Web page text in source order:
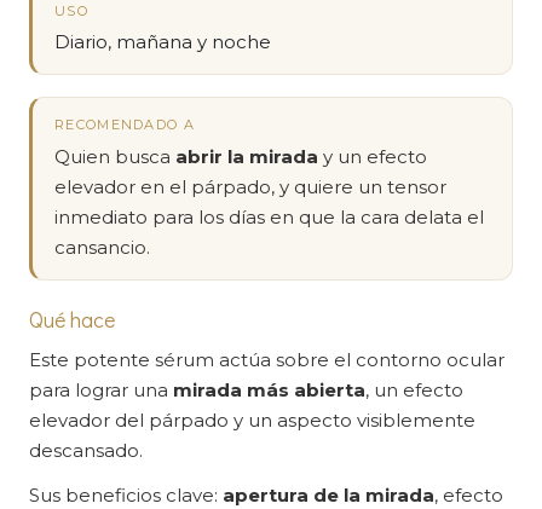
USO
Diario, mañana y noche
RECOMENDADO A
Quien busca abrir la mirada y un efecto
elevador en el párpado, y quiere un tensor
inmediato para los días en que la cara delata el
cansancio.
Qué hace
Este potente sérum actúa sobre el contorno ocular
para lograr una mirada más abierta, un efecto
elevador del párpado y un aspecto visiblemente
descansado.
Sus beneficios clave: apertura de la mirada, efecto